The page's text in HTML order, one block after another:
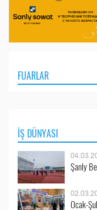
FUARLAR
İŞ DÜNYASI
Şanly
Ocak-